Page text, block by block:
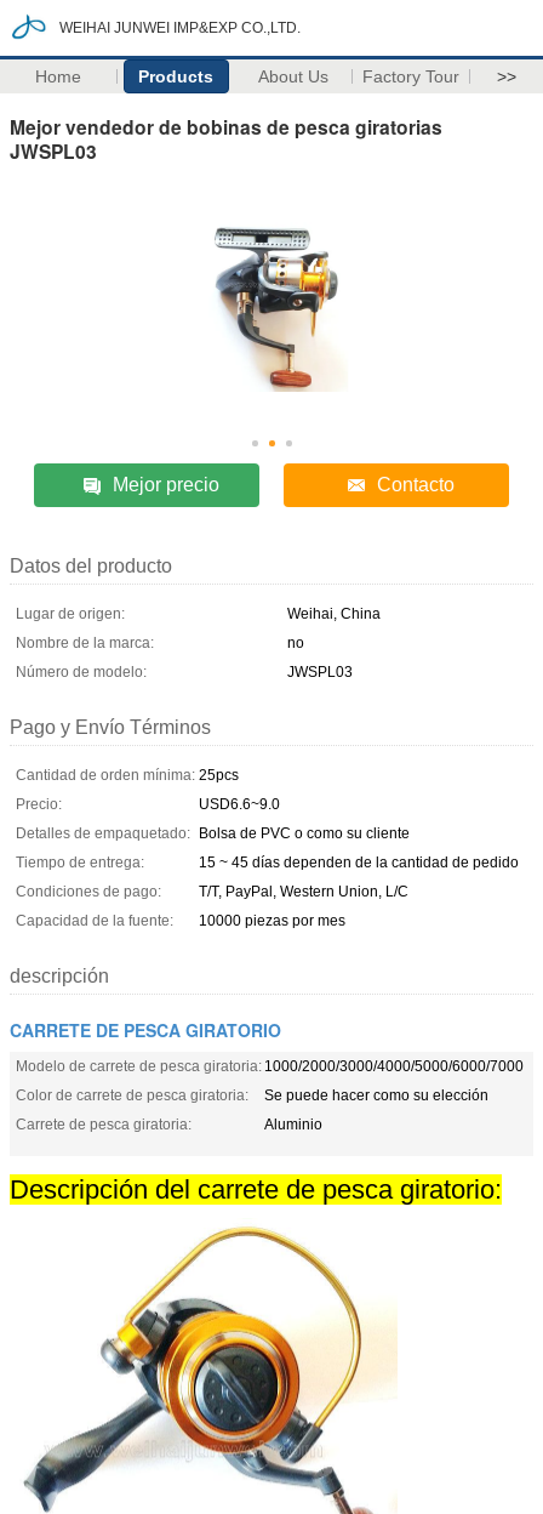
WEIHAI JUNWEI IMP&EXP CO.,LTD.
Home Products About Us Factory Tour >>
Mejor vendedor de bobinas de pesca giratorias
JWSPL03
Mejor precio Contacto
Datos del producto
Lugar de origen:
Weihai, China
Nombre de la marca:
no
Número de modelo:
JWSPL03
Pago y Envío Términos
Cantidad de orden mínima: 25pcs
Precio:
USD6.6~9.0
Detalles de empaquetado: Bolsa de PVC o como su cliente
Tiempo de entrega:
15 ~ 45 días dependen de la cantidad de pedido
Condiciones de pago:
T/T, PayPal, Western Union, L/C
Capacidad de la fuente:
10000 piezas por mes
descripción
CARRETE DE PESCA GIRATORIO
Modelo de carrete de pesca giratoria: 1000/2000/3000/4000/5000/6000/7000
Color de carrete de pesca giratoria:
Se puede hacer como su elección
Carrete de pesca giratoria:
Aluminio
Descripción del carrete de pesca giratorio: